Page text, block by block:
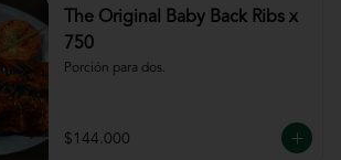
The Original Baby Back Ribs x
750
Porción para dos.
$144.000